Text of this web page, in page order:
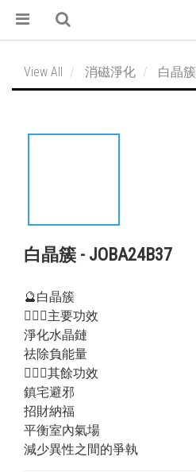
View All 消磁淨化 白晶簇
白晶簇 - JOBA24B37
🔮白晶簇
💁🏻‍♀️主要功效
淨化水晶鏈
祛除負能量
💁🏻‍♂️其餘功效
鎮宅避邪
招財納福
平衡室內氣場
減少異性之間的爭執